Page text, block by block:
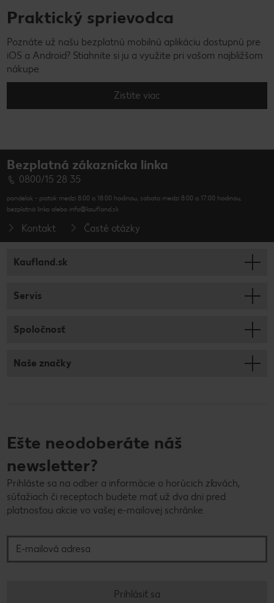
Praktický sprievodca
Poznáte už našu bezplatnú mobilnú aplikáciu dostupnú pre
iOS a Android? Stiahnite si ju a využite pri vašom najbližšom
nákupe.
Zistite viac
Bezplatná zákaznícka linka
0800/15 28 35
pondelok - piatok medzi 8:00 a 18:00 hodinou, sobota medzi 8:00 a 17:00 hodinou,
bezplatná linka alebo info@kaufland.sk
Kontakt Časté otázky
Kaufland.sk
Servis
Spoločnosť
Naše značky
Ešte neodoberáte náš
newsletter?
Prihláste sa na odber a informácie o horúcich zľavách,
súťažiach či receptoch budete mať už dva dni pred
platnosťou akcie vo vašej e-mailovej schránke.
Prihlásiť sa